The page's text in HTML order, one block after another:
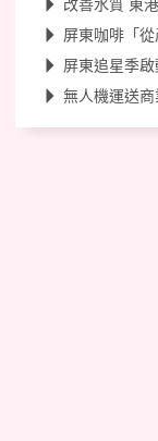
改善水質 東港
屏東咖啡「從產
屏東追星季啟動
無人機運送商業物